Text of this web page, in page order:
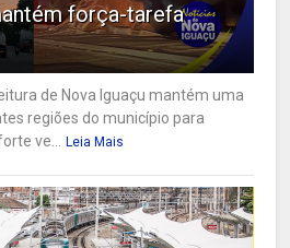
força-tarefa
de Nova Iguaçu mantém uma
regiões do município para
ve... Leia Mais